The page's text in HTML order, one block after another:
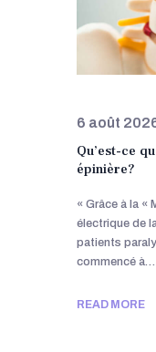
6 août
Qu’est-ce
épinière?
« Grâce à la «
électrique de
patients
commencé à…
READ MORE